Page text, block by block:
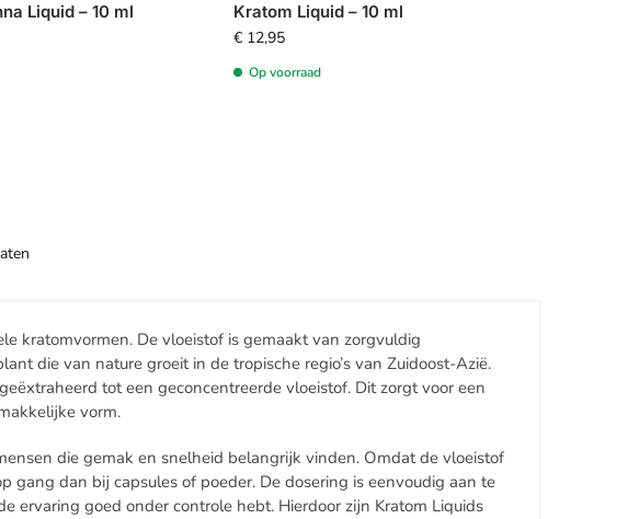
Liquid – 10 ml
Kratom Liquid – 10 ml
€12,95
Op voorraad
kratomvormen. De vloeistof is gemaakt van zorgvuldig
die van nature groeit in de tropische regio’s van Zuidoost-Azië.
tot een geconcentreerde vloeistof. Dit zorgt voor een
vorm.
die gemak en snelheid belangrijk vinden. Omdat de vloeistof
dan bij capsules of poeder. De dosering is eenvoudig aan te
ervaring goed onder controle hebt. Hierdoor zijn Kratom Liquids